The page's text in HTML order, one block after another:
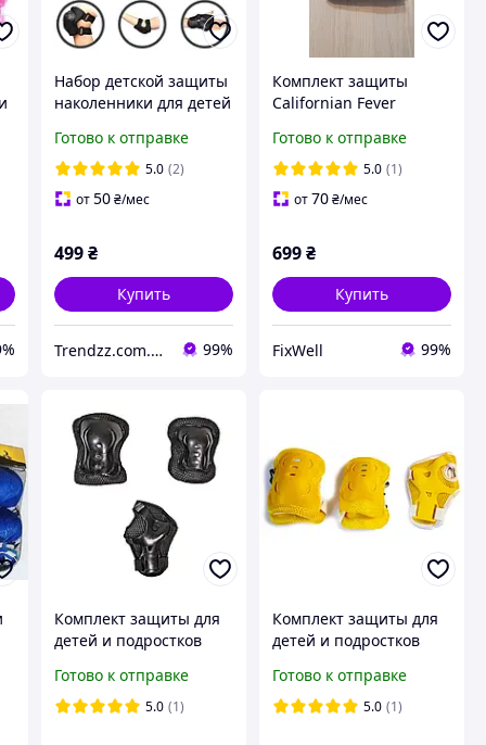
Набор детской защиты
наколенники для детей
налокотники
наладонники защита
для рук Черные
Готово к отправке
5.0 (2)
от50 ₴/мес
499 ₴
Купить
Trendzz.com.ua 99%
Комплект защиты
Californian Fever
наколенников и
налокотников для
спорта
Готово к отправке
5.0 (1)
от70₴/мес
699₴
Купить
FixWell 99%
Комплект защиты для
детей и подростков
цвета
Готово к отправке
5.0 (1)
Комплект защиты для
детей и подростков
цвета
Готово к отправке
5.0 (1)